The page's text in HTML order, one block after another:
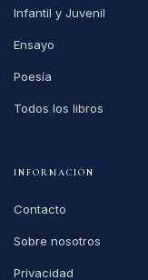
Infantil y Juvenil
Ensayo
Poesía
Todos los libros
INFORMACIÓN
Contacto
Sobre nosotros
Privacidad